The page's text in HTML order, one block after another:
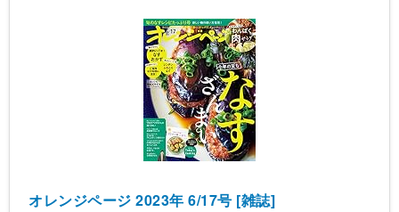
オレンジページ 2023年 6/17号 [雑誌]